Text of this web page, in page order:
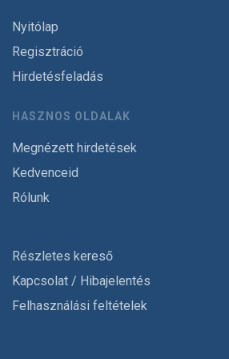
Nyitólap
Regisztráció
Hirdetésfeladás
HASZNOS OLDALAK
Megnézett hirdetések
Kedvenceid
Rólunk
Részletes kereső
Kapcsolat / Hibajelentés
Felhasználási feltételek